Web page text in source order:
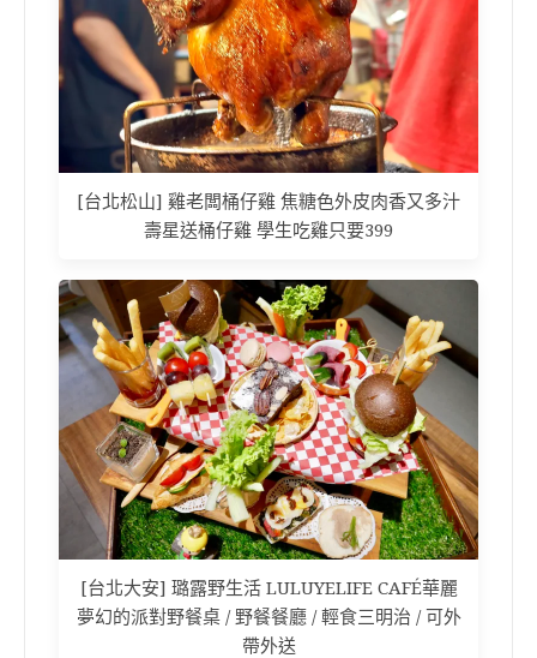
[台北松山] 雞老闆桶仔雞 焦糖色外皮肉香又多汁
壽星送桶仔雞 學生吃雞只要399
[台北大安] 璐露野生活 LULUYELIFE CAFÉ華麗
夢幻的派對野餐桌 / 野餐餐廳 / 輕食三明治 / 可外
帶外送